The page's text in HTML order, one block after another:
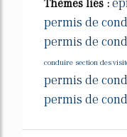
Thèmes liés :
permis de
permis de
conduire section des
permis de
permis de